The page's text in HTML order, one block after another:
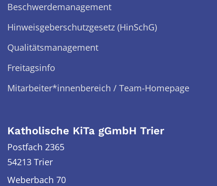
Beschwerdemanagement
Hinweisgeberschutzgesetz (HinSchG)
Qualitätsmanagement
Freitagsinfo
Mitarbeiter*innenbereich / Team-Homepage
Katholische KiTa gGmbH Trier
Postfach 2365
54213 Trier
Weberbach 70